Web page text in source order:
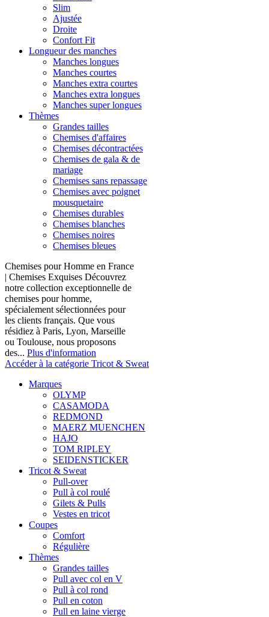
Slim
Ajustée
Droite
Confort Fit
Longueur des manches
Manches longues
Manches courtes
Manches extra courtes
Manches extra longues
Manches super longues
Thèmes
Grandes tailles
Chemises d'affaires
Chemises décontractées
Chemises de gala & de
mariage
Chemises sans repassage
Chemises avec poignet
mousquetaire
Chemises durables
Chemises blanches
Chemises noires
Chemises bleues
Chemises pour Homme en France
| Chemises Exquises Découvrez
notre collection exceptionnelle de
chemises pour homme,
spécialement sélectionnées pour
les clients français. Que vous
résidiez à Paris, Lyon, Marseille
ou Toulouse, nous proposons
des... Plus d'information
Accéder à la catégorie Tricot & Sweat
Marques
OLYMP
CASAMODA
REDMOND
MAERZ MUENCHEN
HAJO
TOM RIPLEY
SEIDENSTICKER
Tricot & Sweat
Pull-over
Pull à col roulé
Gilets & Pulls
Vestes en tricot
Coupes
Comfort
Régulière
Thèmes
Grandes tailles
Pull avec col en V
Pull à col rond
Pull en coton
Pull en laine vierge